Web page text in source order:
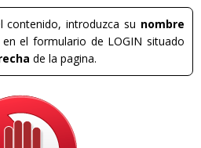
contenido, introduzca su nombre
en el formulario de LOGIN situado
de la pagina.